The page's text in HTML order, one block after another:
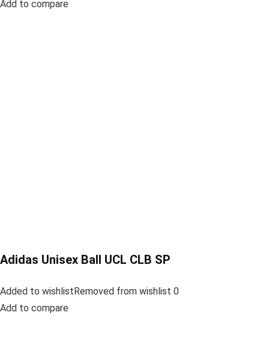
Add to compare
Adidas Unisex Ball UCL CLB SP
Added to wishlistRemoved from wishlist 0
Add to compare